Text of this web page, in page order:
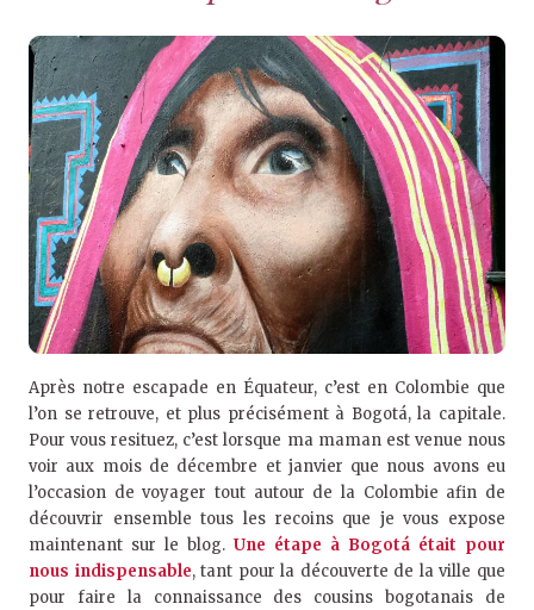
Après notre escapade en Équateur, c’est en Colombie que
l’on se retrouve, et plus précisément à Bogotá, la capitale.
Pour vous resituez, c’est lorsque ma maman est venue nous
voir aux mois de décembre et janvier que nous avons eu
l’occasion de voyager tout autour de la Colombie afin de
découvrir ensemble tous les recoins que je vous expose
maintenant sur le blog. Une étape à Bogotá était pour
nous indispensable, tant pour la découverte de la ville que
pour faire la connaissance des cousins bogotanais de